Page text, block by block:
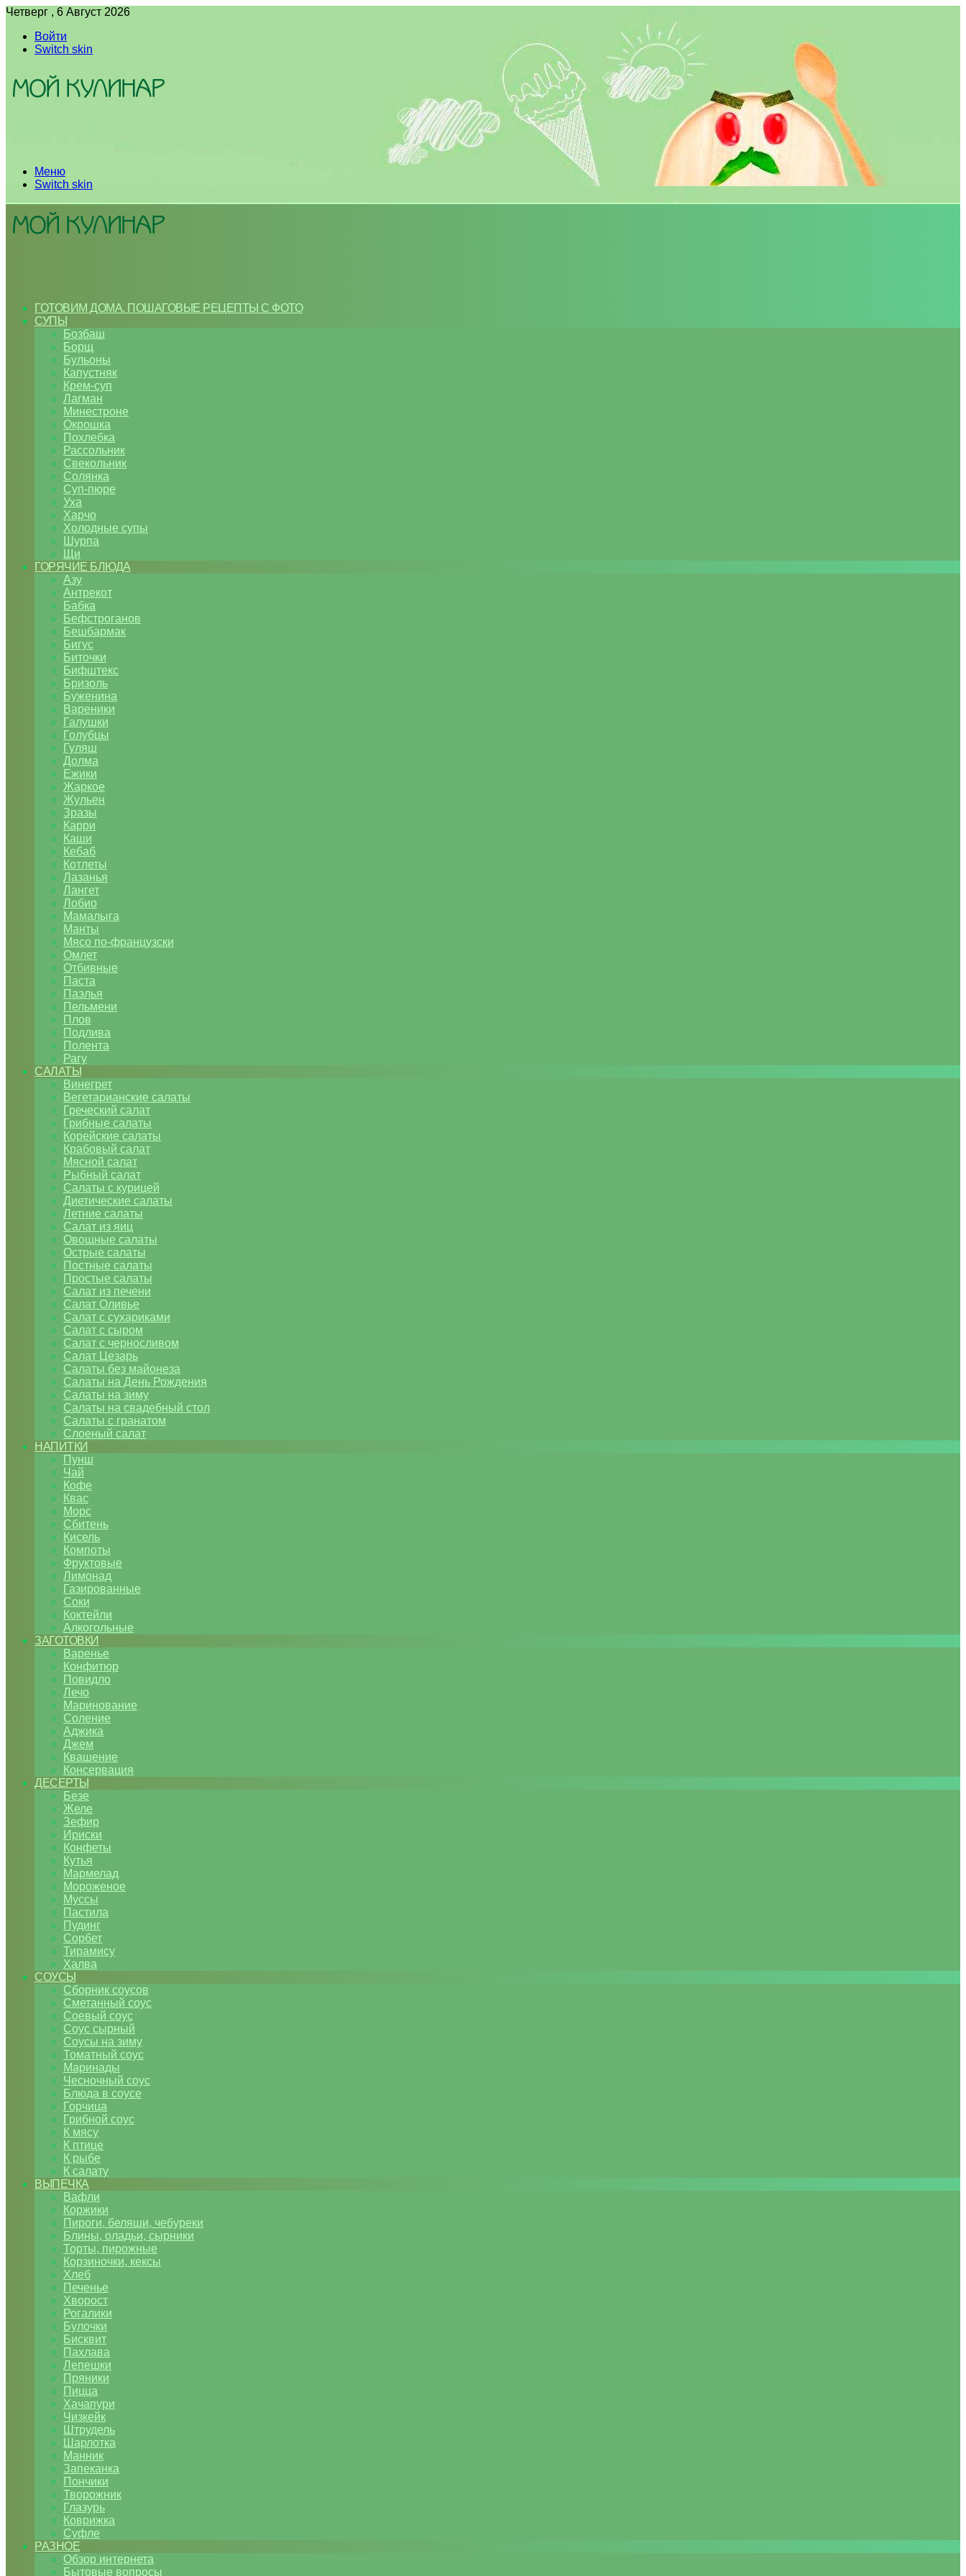
Четверг , 6 Август 2026
Войти
Switch skin
Меню
Switch skin
ГОТОВИМ ДОМА. ПОШАГОВЫЕ РЕЦЕПТЫ С ФОТО
СУПЫ
Бозбаш
Борщ
Бульоны
Капустняк
Крем-суп
Лагман
Минестроне
Окрошка
Похлебка
Рассольник
Свекольник
Солянка
Суп-пюре
Уха
Харчо
Холодные супы
Шурпа
Щи
ГОРЯЧИЕ БЛЮДА
Азу
Антрекот
Бабка
Бефстроганов
Бешбармак
Бигус
Биточки
Бифштекс
Бризоль
Буженина
Вареники
Галушки
Голубцы
Гуляш
Долма
Ежики
Жаркое
Жульен
Зразы
Карри
Каши
Кебаб
Котлеты
Лазанья
Лангет
Лобио
Мамалыга
Манты
Мясо по-французски
Омлет
Отбивные
Паста
Паэлья
Пельмени
Плов
Подлива
Полента
Рагу
САЛАТЫ
Винегрет
Вегетарианские салаты
Греческий салат
Грибные салаты
Корейские салаты
Крабовый салат
Мясной салат
Рыбный салат
Салаты с курицей
Диетические салаты
Летние салаты
Салат из яиц
Овощные салаты
Острые салаты
Постные салаты
Простые салаты
Салат из печени
Салат Оливье
Салат с сухариками
Салат с сыром
Салат с черносливом
Салат Цезарь
Салаты без майонеза
Салаты на День Рождения
Салаты на зиму
Салаты на свадебный стол
Салаты с гранатом
Слоеный салат
НАПИТКИ
Пунш
Чай
Кофе
Квас
Морс
Сбитень
Кисель
Компоты
Фруктовые
Лимонад
Газированные
Соки
Коктейли
Алкогольные
ЗАГОТОВКИ
Варенье
Конфитюр
Повидло
Лечо
Маринование
Соление
Аджика
Джем
Квашение
Консервация
ДЕСЕРТЫ
Безе
Желе
Зефир
Ириски
Конфеты
Кутья
Мармелад
Мороженое
Муссы
Пастила
Пудинг
Сорбет
Тирамису
Халва
СОУСЫ
Сборник соусов
Сметанный соус
Соевый соус
Соус сырный
Соусы на зиму
Томатный соус
Маринады
Чесночный соус
Блюда в соусе
Горчица
Грибной соус
К мясу
К птице
К рыбе
К салату
ВЫПЕЧКА
Вафли
Коржики
Пироги, беляши, чебуреки
Блины, оладьи, сырники
Торты, пирожные
Корзиночки, кексы
Хлеб
Печенье
Хворост
Рогалики
Булочки
Бисквит
Пахлава
Лепешки
Пряники
Пицца
Хачапури
Чизкейк
Штрудель
Шарлотка
Манник
Запеканка
Пончики
Творожник
Глазурь
Коврижка
Суфле
РАЗНОЕ
Обзор интернета
Бытовые вопросы